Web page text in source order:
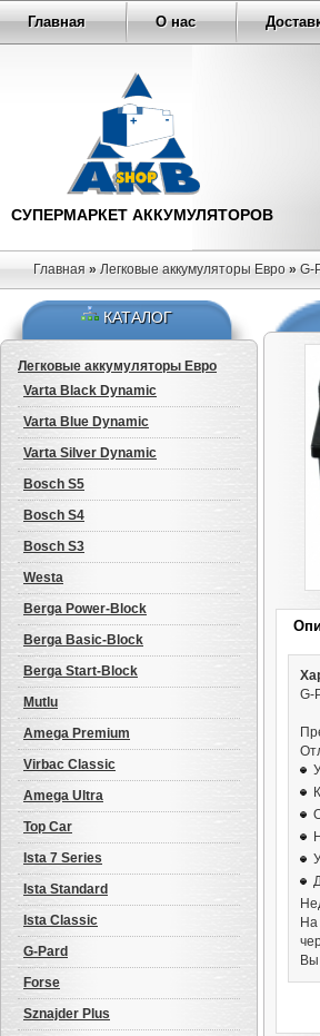
Главная О нас
СУПЕРМАРКЕТ АККУМУЛЯТОРОВ
Главная » Легковые аккумуляторы Евро » G-
КАТАЛОГ
Легковые аккумуляторы Евро
Varta Black Dynamic
Varta Blue Dynamic
Varta Silver Dynamic
Bosch S5
Bosch S4
Bosch S3
Westa
Berga Power-Block
Berga Basic-Block
Berga Start-Block
Mutlu
Amega Premium
Virbac Classic
Amega Ultra
Top Car
Ista 7 Series
Ista Standard
Ista Classic
G-Pard
Forse
Sznajder Plus
G-
Вы